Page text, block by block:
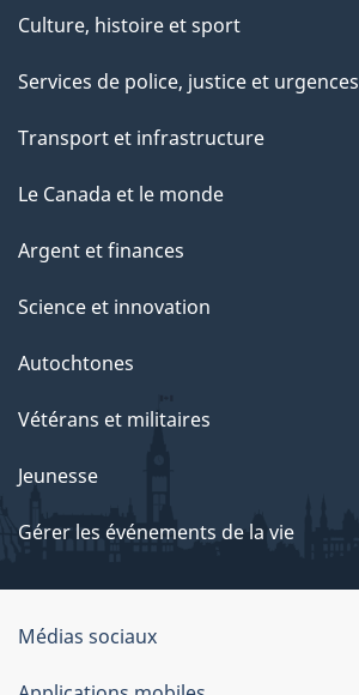
Culture, histoire et sport
Services de police, justice et urgences
Transport et infrastructure
Le Canada et le monde
Argent et finances
Science et innovation
Autochtones
Vétérans et militaires
Jeunesse
Gérer les événements de la vie
Organisation
du
Médias sociaux